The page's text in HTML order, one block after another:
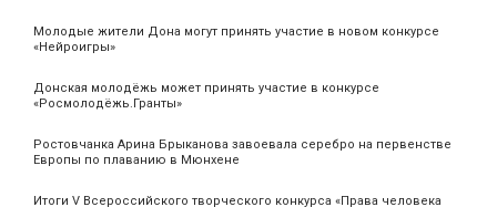
Молодые жители Дона могут принять участие в новом конкурсе
«Нейроигры»
Донская молодёжь может принять участие в конкурсе
«Росмолодёжь.Гранты»
Ростовчанка Арина Брыканова завоевала серебро на первенстве
Европы по плаванию в Мюнхене
Итоги V Всероссийского творческого конкурса «Права человека